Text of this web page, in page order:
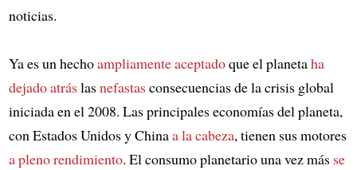
noticias.
Ya es un hechoampliamente aceptadoque el planetaha
dejado atráslasnefastasconsecuencias de la crisis global
iniciada en el 2008. Las principales economías del planeta,
con Estados Unidos y Chinaa la cabeza, tienen sus motores
a pleno rendimiento. El consumo planetario una vez más se